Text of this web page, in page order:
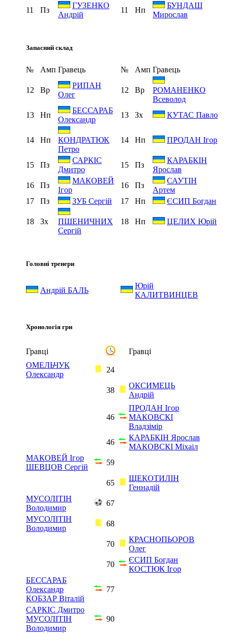
11
Пз
ГУЗЕНКО
Андрій
11 Нп
БУНДАШ
Мирослав
Запасний склад
№ Амп Гравець № Амп Гравець
12 Вр
РИПАН
Олег
12 Вр
РОМАНЕНКО
Всеволод
13
Нп
БЕССАРАБ
Олександр
13 Зх КУТАС Павло
14 Нп
КОНДРАТЮК
Петро
14 Нп ПРОДАН Ігор
15 Пз
САРКІС
Дмитро
15 Пз
КАРАБКІН
Ярослав
16
Пз
МАКОВЕЙ
Ігор
16 Пз
САУТІН
Артем
17
Пз ЗУБ Сергій 17 Нп ЄСИП Богдан
18 Зх
ПШЕНИЧНИХ
Сергій
18 Нп ЦЕЛИХ Юрій
Головні тренери
Андрій БАЛЬ
Юрій
КАЛИТВИНЦЕВ
Хронологія гри
Гравці
Гравці
ОМЕЛЬЧУК
Олександр
24
38
ОКСИМЕЦЬ
Андрій
46
ПРОДАН Ігор
МАКОВСКІ
Владзімір
46
КАРАБКІН Ярослав
МАКОВСКІ Міхаіл
МАКОВЕЙ Ігор
ШЕВЦОВ Сергій
59
65
ЩЕКОТИЛІН
Геннадій
МУСОЛІТІН
Володимир
67
МУСОЛІТІН
Володимир
68
70
КРАСНОПЬОРОВ
Олег
70
ЄСИП Богдан
КОСТЮК Ігор
БЕССАРАБ
Олександр
КОБЗАР Віталій
77
САРКІС Дмитро
МУСОЛІТІН
Володимир
90